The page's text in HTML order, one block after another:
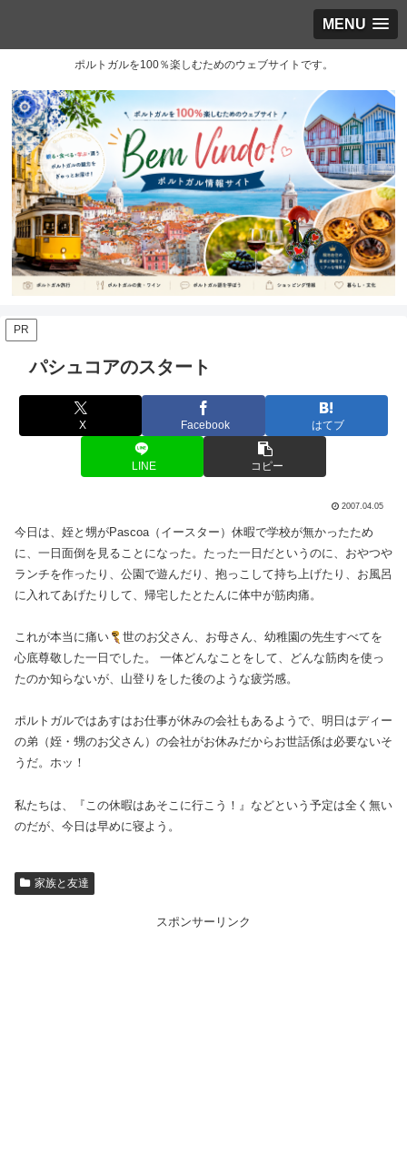
MENU
ポルトガルを100％楽しむためのウェブサイトです。
PR
パシュコアのスタート
X Facebook はてブ
LINE コピー
2007.04.05
今日は、姪と甥がPascoa（イースター）休暇で学校が無かったため
に、一日面倒を見ることになった。たった一日だというのに、おやつや
ランチを作ったり、公園で遊んだり、抱っこして持ち上げたり、お風呂
に入れてあげたりして、帰宅したとたんに体中が筋肉痛。
これが本当に痛い
世のお父さん、お母さん、幼稚園の先生すべてを
心底尊敬した一日でした。 一体どんなことをして、どんな筋肉を使っ
たのか知らないが、山登りをした後のような疲労感。
ポルトガルではあすはお仕事が休みの会社もあるようで、明日はディー
の弟（姪・甥のお父さん）の会社がお休みだからお世話係は必要ないそ
うだ。ホッ！
私たちは、『この休暇はあそこに行こう！』などという予定は全く無い
のだが、今日は早めに寝よう。
家族と友達
スポンサーリンク